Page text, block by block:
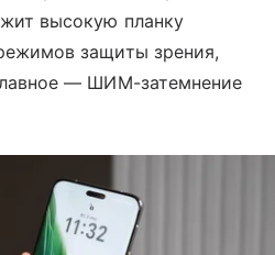
высокую планку
защиты зрения,
— ШИМ-затемнение